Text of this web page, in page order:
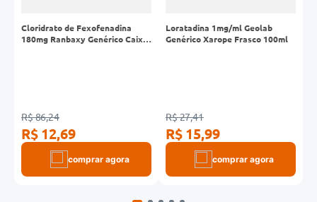
Cloridrato de Fexofenadina
180mg Ranbaxy Genérico Caixa
R$ 86,24
R$ 12,69
comprar agora
Loratadina 1mg/ml Geolab
Genérico Xarope Frasco 100ml
R$ 27,41
R$ 15,99
comprar agora